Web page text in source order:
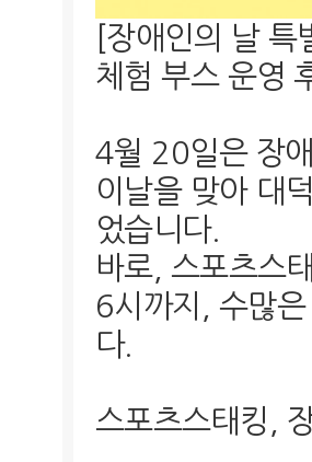
[장애인의 날
체험 부스 운영
4월 20일은 장
이날을 맞아 대
었습니다.
바로, 스포츠스
6시까지, 수많
다.
스포츠스태킹,